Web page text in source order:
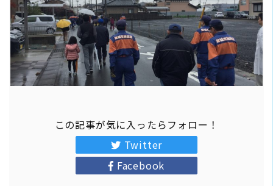
この記事が気に入ったらフォロー！
Twitter
Facebook